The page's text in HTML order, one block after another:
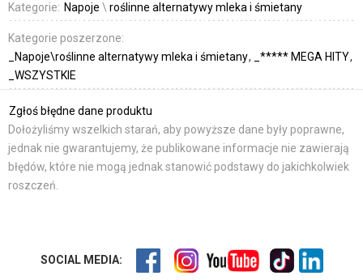
Kategorie: Napoje \ roślinne alternatywy mleka i śmietany
Kategorie poszerzone:
_Napoje\roślinne alternatywy mleka i śmietany
_***** MEGA HITY
_WSZYSTKIE
Zgłoś błędne dane produktu
Dołożyliśmy wszelkich starań, aby powyższe dane były poprawne,
jednak nie gwarantujemy, że publikowane informacje nie zawierają
błędów, które nie mogą jednak stanowić podstawy do jakichkolwiek
roszczeń.
SOCIAL MEDIA: